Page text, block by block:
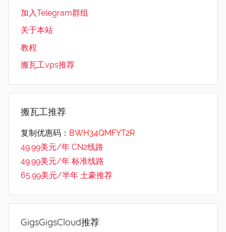
加入Telegram群组
关于本站
教程
搬瓦工vps推荐
搬瓦工推荐
复制优惠码： BWH34QMFYT2R
49.99美元/年 CN2线路
49.99美元/年 标准线路
65.99美元/半年 土豪推荐
GigsGigsCloud推荐